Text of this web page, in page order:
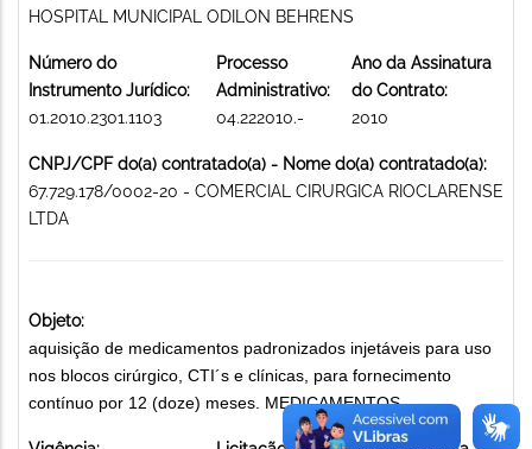
HOSPITAL MUNICIPAL ODILON BEHRENS
Número do
Instrumento Jurídico:
01.2010.2301.1103
Processo
Administrativo:
04.222010.-
Ano da Assinatura
do Contrato:
2010
CNPJ/CPF do(a) contratado(a) - Nome do(a) contratado(a):
67.729.178/0002-20 - COMERCIAL CIRURGICA RIOCLARENSE
LTDA
Objeto:
aquisição de medicamentos padronizados injetáveis para uso
nos blocos cirúrgico, CTI´s e clínicas, para fornecimento
contínuo por 12 (doze) meses. MEDICAMENTOS